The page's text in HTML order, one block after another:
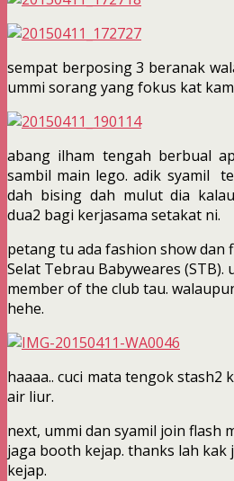
sempat berposing 3 beranak
ummi sorang yang fokus kat
abang ilham tengah berbual
sambil main lego. adik syamil
dah bising dah mulut dia
dua2 bagi kerjasama setakat ni.
petang tu ada fashion show dan
Selat Tebrau Babyweares (STB).
member of the club tau.
hehe.
haaaa.. cuci mata tengok stash2
air liur.
next, ummi dan syamil join flash
jaga booth kejap. thanks lah
kejap.